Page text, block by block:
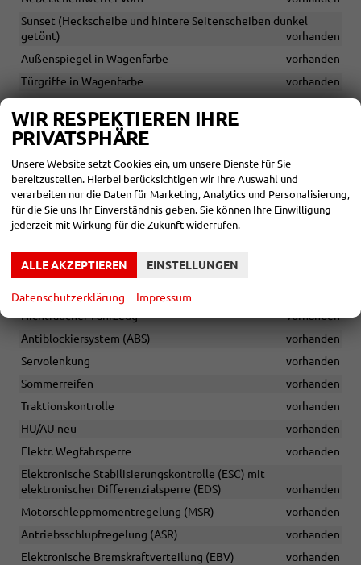
Sunset (Heckscheibe und hintere Seitenscheiben dunkel
getönt)
vorhanden
Außenspiegel in Wagenfarbe
vorhanden
Türgriffe in Wagenfarbe
vorhanden
Voll-LED-Rückleuchten mit dynamischen Blinkern
Elektrisch einstell-, anklapp- und beheizbare Außenspiegel mit
automatischer Abblendfunktion auf der Fahrerseite
vorhanden
Abbiegelicht im Nebelscheinwerfer
vorhanden
LED-Tagfahrlicht
RÄDER & TECHNIK
Scheckheftgepflegt
Nichtraucher-Fahrzeug
vorhanden
Antiblockiersystem (ABS)
vorhanden
Servolenkung
vorhanden
Sommerreifen
vorhanden
Traktionskontrolle
vorhanden
HU/AU neu
vorhanden
Elektr. Wegfahrsperre
vorhanden
Elektronische Stabilisierungskontrolle (ESC) mit
elektronischer Differenzialsperre (EDS)
vorhanden
Motorschleppmomentregelung (MSR)
vorhanden
Antriebsschlupfregelung (ASR)
vorhanden
Elektronische Bremskraftverteilung (EBV)
vorhanden
WIR RESPEKTIEREN IHRE
PRIVATSPHÄRE
Unsere Website setzt Cookies ein, um unsere Dienste für Sie
bereitzustellen. Hierbei berücksichtigen wir Ihre Auswahl und
verarbeiten nur die Daten für Marketing, Analytics und Personalisierung,
für die Sie uns Ihr Einverständnis geben. Sie können Ihre Einwilligung
jederzeit mit Wirkung für die Zukunft widerrufen.
ALLE AKZEPTIEREN EINSTELLUNGEN
Datenschutzerklärung Impressum